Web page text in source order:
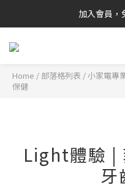
加入會員，
Home / 部落格列表 /小家電專
保健
Light體驗 |
牙